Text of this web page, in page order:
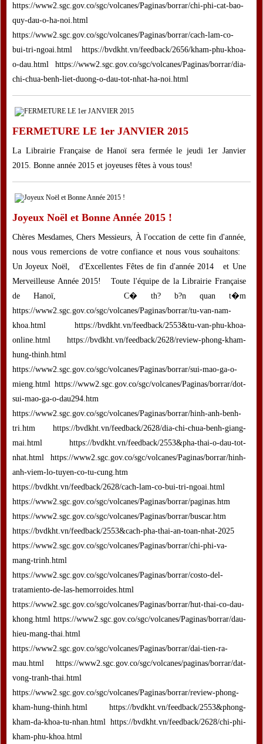
https://www2.sgc.gov.co/sgc/volcanes/Paginas/borrar/chi-phi-cat-bao-
quy-dau-o-ha-noi.html
https://www2.sgc.gov.co/sgc/volcanes/Paginas/borrar/cach-lam-co-
bui-tri-ngoai.html https://bvdkht.vn/feedback/2656/kham-phu-khoa-
o-dau.html https://www2.sgc.gov.co/sgc/volcanes/Paginas/borrar/dia-
chi-chua-benh-liet-duong-o-dau-tot-nhat-ha-noi.html
FERMETURE LE 1er JANVIER 2015
La Librairie Française de Hanoï sera fermée le jeudi 1er Janvier
2015. Bonne année 2015 et joyeuses fêtes à vous tous!
Joyeux Noël et Bonne Année 2015 !
Chères Mesdames, Chers Messieurs, À l'occation de cette fin d'année,
nous vous remercions de votre confiance et nous vous souhaitons:
Un Joyeux Noël, d'Excellentes Fêtes de fin d'année 2014 et Une
Merveilleuse Année 2015! Toute l'équipe de la Librairie Française
de Hanoï, C� th? b?n quan t�m
https://www2.sgc.gov.co/sgc/volcanes/Paginas/borrar/tu-van-nam-
khoa.html https://bvdkht.vn/feedback/2553&tu-van-phu-khoa-
online.html https://bvdkht.vn/feedback/2628/review-phong-kham-
hung-thinh.html
https://www2.sgc.gov.co/sgc/volcanes/Paginas/borrar/sui-mao-ga-o-
mieng.html https://www2.sgc.gov.co/sgc/volcanes/Paginas/borrar/dot-
sui-mao-ga-o-dau294.htm
https://www2.sgc.gov.co/sgc/volcanes/Paginas/borrar/hinh-anh-benh-
tri.htm https://bvdkht.vn/feedback/2628/dia-chi-chua-benh-giang-
mai.html https://bvdkht.vn/feedback/2553&pha-thai-o-dau-tot-
nhat.html https://www2.sgc.gov.co/sgc/volcanes/Paginas/borrar/hinh-
anh-viem-lo-tuyen-co-tu-cung.htm
https://bvdkht.vn/feedback/2628/cach-lam-co-bui-tri-ngoai.html
https://www2.sgc.gov.co/sgc/volcanes/Paginas/borrar/paginas.htm
https://www2.sgc.gov.co/sgc/volcanes/Paginas/borrar/buscar.htm
https://bvdkht.vn/feedback/2553&cach-pha-thai-an-toan-nhat-2025
https://www2.sgc.gov.co/sgc/volcanes/Paginas/borrar/chi-phi-va-
mang-trinh.html
https://www2.sgc.gov.co/sgc/volcanes/Paginas/borrar/costo-del-
tratamiento-de-las-hemorroides.html
https://www2.sgc.gov.co/sgc/volcanes/Paginas/borrar/hut-thai-co-dau-
khong.html https://www2.sgc.gov.co/sgc/volcanes/Paginas/borrar/dau-
hieu-mang-thai.html
https://www2.sgc.gov.co/sgc/volcanes/Paginas/borrar/dai-tien-ra-
mau.html https://www2.sgc.gov.co/sgc/volcanes/paginas/borrar/dat-
vong-tranh-thai.html
https://www2.sgc.gov.co/sgc/volcanes/Paginas/borrar/review-phong-
kham-hung-thinh.html https://bvdkht.vn/feedback/2553&phong-
kham-da-khoa-tu-nhan.html https://bvdkht.vn/feedback/2628/chi-phi-
kham-phu-khoa.html